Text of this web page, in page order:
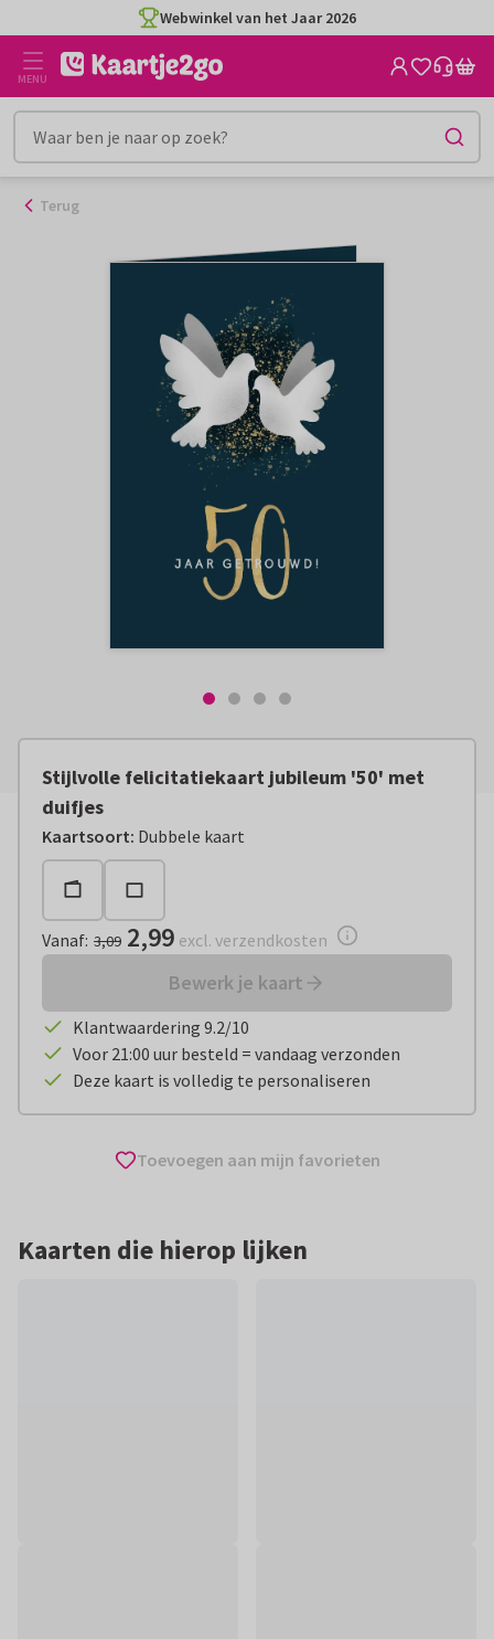
naar
inhoud
Webwinkel van het Jaar 2026
MENU
Terug
Stijlvolle felicitatiekaart jubileum '50' met
duifjes
Kaartsoort: Dubbele kaart
Vanaf: € 2,99 excl. verzendkosten
Vanaf: 3,09 2,99 excl. verzendkosten
Bewerk je kaart
Klantwaardering 9.2/10
Voor 21:00 uur besteld = vandaag verzonden
Deze kaart is volledig te personaliseren
Toevoegen aan mijn favorieten
Kaarten die hierop lijken